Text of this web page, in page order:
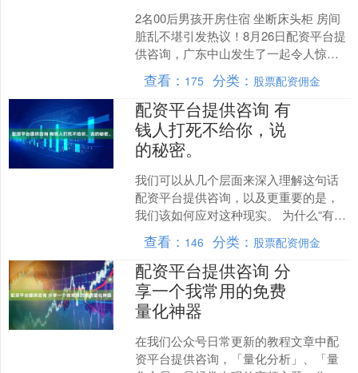
2名00后男孩开房住宿 坐断床头柜 房间
脏乱不堪引发热议！8月26日配资平台提
供咨询，广东中山发生了一起令人惊讶
的事件。两名来自广西和湖北的00后男
生在一家民宿....
查看： 175 分类： 股票配资佣金
配资平台提供咨询 有
钱人打死不给你，说
的秘密。
我们可以从几个层面来深入理解这句话
配资平台提供咨询，以及更重要的是，
我们该如何应对这种现实。 为什么“有钱
人不会说”？ 图片 打开今日头条查看图片
详情 这句话背....
查看： 146 分类： 股票配资佣金
配资平台提供咨询 分
享一个我常用的免费
量化神器
在我们公众号日常更新的教程文章中配
资平台提供咨询，「量化分析」、「量